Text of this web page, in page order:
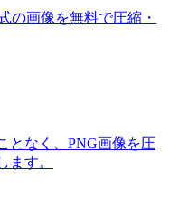
の画像を無料で圧縮・
となく、PNG画像を圧
ます。